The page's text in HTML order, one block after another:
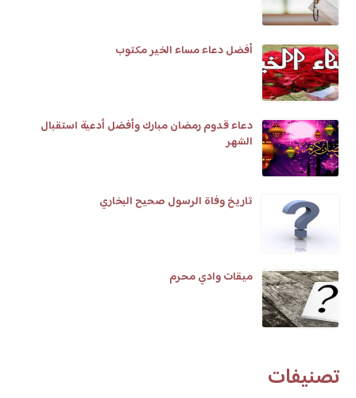
أفضل دعاء مساء الخير مكتوب
دعاء قدوم رمضان مبارك وأفضل أدعية استقبال
الشهر
تاريخ وفاة الرسول صحيح البخاري
ميقات وادي محرم
تصنيفات